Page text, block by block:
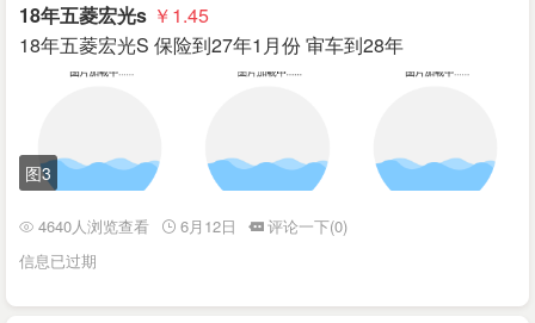
18年五菱宏光s ￥1.45
18年五菱宏光S 保险到27年1月份 审车到28年
图3
4640人浏览查看 6月12日
评论一下(0)
信息已过期